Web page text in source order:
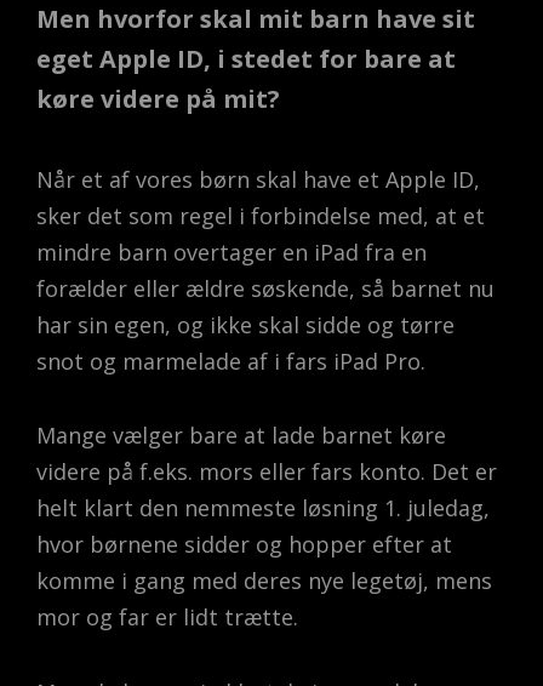
Men hvorfor skal mit barn have sit
eget Apple ID, i stedet for bare at
køre videre på mit?
Når et af vores børn skal have et Apple ID,
sker det som regel i forbindelse med, at et
mindre barn overtager en iPad fra en
forælder eller ældre søskende, så barnet nu
har sin egen, og ikke skal sidde og tørre
snot og marmelade af i fars iPad Pro.
Mange vælger bare at lade barnet køre
videre på f.eks. mors eller fars konto. Det er
helt klart den nemmeste løsning 1. juledag,
hvor børnene sidder og hopper efter at
komme i gang med deres nye legetøj, mens
mor og far er lidt trætte.